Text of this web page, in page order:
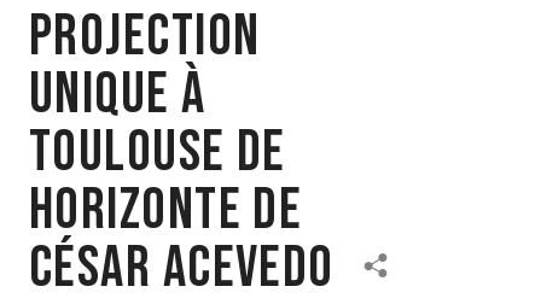
Projection
unique à
Toulouse de
Horizonte de
César Acevedo